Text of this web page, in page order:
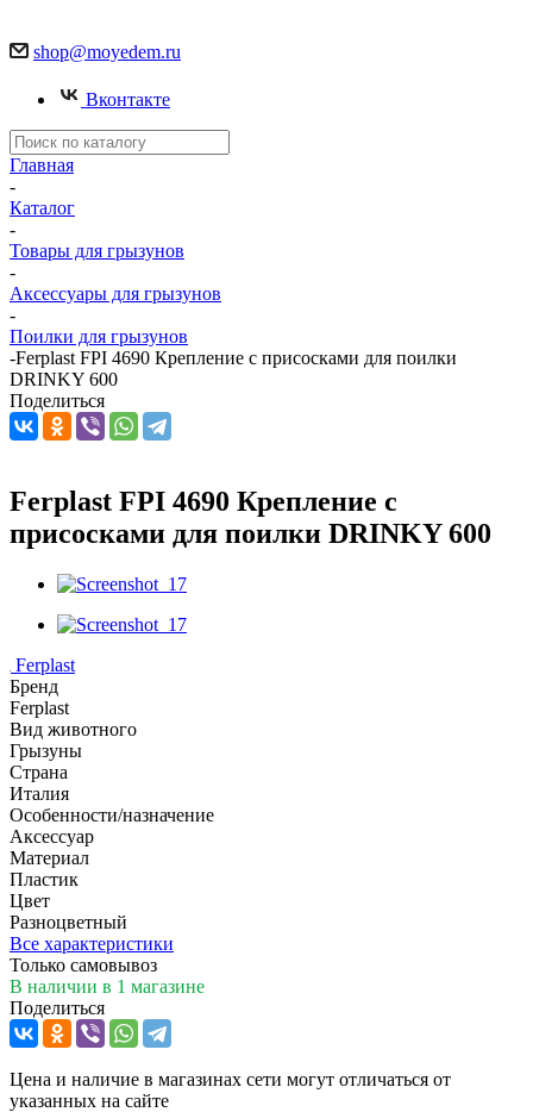
shop@moyedem.ru
Вконтакте
Главная
-
Каталог
-
Товары для грызунов
-
Аксессуары для грызунов
-
Поилки для грызунов
-Ferplast FPI 4690 Крепление с присосками для поилки
DRINKY 600
Поделиться
Ferplast FPI 4690 Крепление с
присосками для поилки DRINKY 600
Ferplast
Бренд
Ferplast
Вид животного
Грызуны
Страна
Италия
Особенности/назначение
Аксессуар
Материал
Пластик
Цвет
Разноцветный
Все характеристики
Только самовывоз
В наличии в 1 магазине
Поделиться
Цена и наличие в магазинах сети могут отличаться от
указанных на сайте